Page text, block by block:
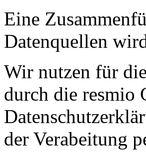
Eine
Datenquellen
Wir nutzen für
durch die resmio
der Verabeitung